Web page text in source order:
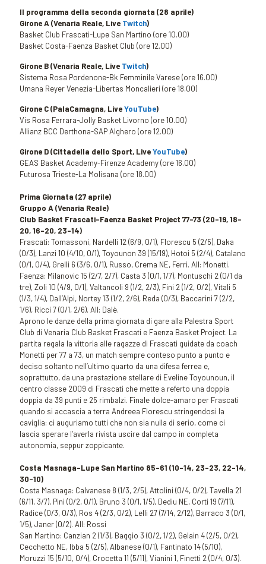
Il programma della seconda giornata (28 aprile)
Girone A (Venaria Reale, Live Twitch)
Basket Club Frascati-Lupe San Martino (ore 10.00)
Basket Costa-Faenza Basket Club (ore 12.00)
Girone B (Venaria Reale, Live Twitch)
Sistema Rosa Pordenone-Bk Femminile Varese (ore 16.00)
Umana Reyer Venezia-Libertas Moncalieri (ore 18.00)
Girone C (PalaCamagna, LiveYouTube)
Vis Rosa Ferrara-Jolly Basket Livorno (ore 10.00)
Allianz BCC Derthona-SAP Alghero (ore 12.00)
Girone D (Cittadella dello Sport, LiveYouTube)
GEAS Basket Academy-Firenze Academy (ore 16.00)
Futurosa Trieste-La Molisana (ore 18.00)
Prima Giornata (27 aprile)
Gruppo A (Venaria Reale)
Club Basket Frascati-Faenza Basket Project 77-73 (20-19, 18-
20, 16-20, 23-14)
Frascati: Tomassoni, Nardelli 12 (6/9, 0/1), Florescu 5 (2/5), Daka
(0/3), Lanzi 10 (4/10, 0/1), Toyounon 39 (15/19), Hotoi 5 (2/4), Catalano
(0/1, 0/4), Grelli 6 (3/6, 0/1), Russo, Crema NE, Ferri. All: Monetti.
Faenza: Milanovic 15 (2/7, 2/7), Casta 3 (0/1, 1/7), Montuschi 2 (0/1 da
tre), Zoli 10 (4/9, 0/1), Valtancoli 9 (1/2, 2/3), Fini 2 (1/2, 0/2), Vitali 5
(1/3, 1/4), Dall’Alpi, Nortey 13 (1/2, 2/6), Reda (0/3), Baccarini 7 (2/2,
1/6), Ricci 7 (0/1, 2/6). All: Dalè.
Aprono le danze della prima giornata di gare alla Palestra Sport
Club di Venaria Club Basket Frascati e Faenza Basket Project. La
partita regala la vittoria alle ragazze di Frascati guidate da coach
Monetti per 77 a 73, un match sempre conteso punto a punto e
deciso soltanto nell’ultimo quarto da una difesa ferrea e,
soprattutto, da una prestazione stellare di Eveline Toyounoun, il
centro classe 2009 di Frascati che mette a referto una doppia
doppia da 39 punti e 25 rimbalzi. Finale dolce-amaro per Frascati
quando si accascia a terra Andreea Florescu stringendosi la
caviglia: ci auguriamo tutti che non sia nulla di serio, come ci
lascia sperare l’averla rivista uscire dal campo in completa
autonomia, seppur zoppicante.
Costa Masnaga-Lupe San Martino 85-61 (10-14, 23-23, 22-14,
30-10)
Costa Masnaga: Calvanese 8 (1/3, 2/5), Attolini (0/4, 0/2), Tavella 21
(6/11, 3/7), Pini (0/2, 0/1), Bruno 3 (0/1, 1/5), Dediu NE, Corti 19 (7/11),
Radice (0/3, 0/3), Ros 4 (2/3, 0/2), Lelli 27 (7/14, 2/12), Barraco 3 (0/1,
1/5), Janer (0/2). All: Rossi
San Martino: Canzian 2 (1/3), Baggio 3 (0/2, 1/2), Gelain 4 (2/5, 0/2),
Cecchetto NE, Ibba 5 (2/5), Albanese (0/1), Fantinato 14 (5/10),
Moruzzi 15 (5/10, 0/4), Crocetta 11 (5/11), Vianini 1, Finetti 2 (0/4, 0/3).